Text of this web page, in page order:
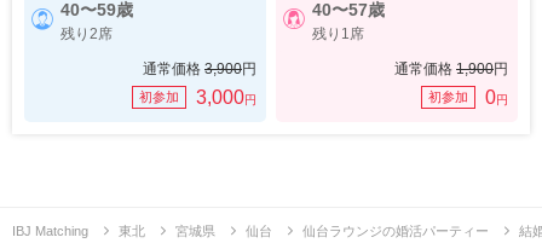
40〜59歳
残り2席
通常価格 3,900円
初参加 3,000円
40〜57歳
残り1席
通常価格 1,900円
初参加 0円
IBJ Matching 東北 宮城県 仙台 仙台ラウンジの婚活パーティー 結